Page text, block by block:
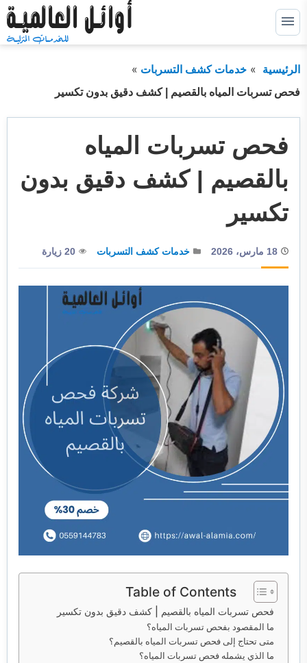
التجاوز
إلى القائمة
عن:
ابحث
خدمات عزل خزانات
توسيع
القائمة
خدمات عزل اسطح
توسيع
القائمة
الفرعية
خدمات عزل فومتوسيع
القائمة
الفرعية
خدمات الترميم
خدمات التسليك
خدمات التنظيف
خدمات مكافحة الحشرات
خدمات نقل اثاث
الرئيسية
خدمات كشف التسربات
فحص تسربات المياه بالقصيم | كشف دقيق بدون تكسير
فحص تسربات المياه
بالقصيم | كشف دقيق بدون
تكسير
18 مارس، 2026 خدمات كشف التسربات 20 زيارة
Table of Contents
فحص تسربات المياه بالقصيم | كشف دقيق بدون تكسير
ما المقصود بفحص تسربات المياه؟
متى تحتاج إلى فحص تسربات المياه بالقصيم؟
ما الذي يشمله فحص تسربات المياه؟